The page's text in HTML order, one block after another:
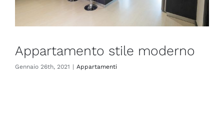
Appartamento stile moderno
Gennaio 26th, 2021 | Appartamenti